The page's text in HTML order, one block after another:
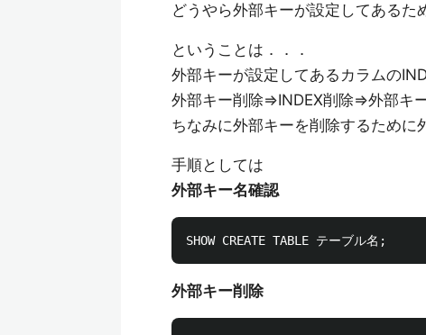
どうやら外部キーが設定してあるた
ということは．．．
外部キーが設定してあるカラムの
外部キー削除⇒INDEX削除⇒外部キ
ちなみに外部キーを削除するために
手順としては
外部キー名確認
外部キー削除